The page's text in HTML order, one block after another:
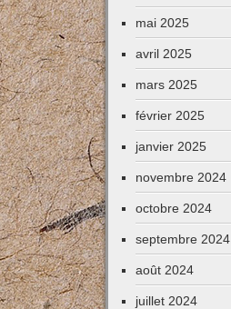
mai 2025
avril 2025
mars 2025
février 2025
janvier 2025
novembre 2024
octobre 2024
septembre 2024
août 2024
juillet 2024